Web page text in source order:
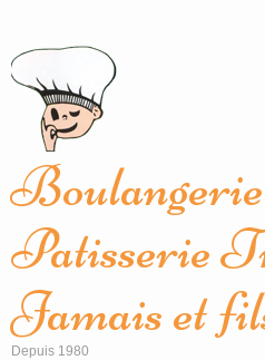
contenu
(Pressez
Entrée)
Boulangerie
Patisserie
Jamais et
Depuis 1980